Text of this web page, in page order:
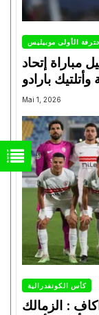
الأولى موبيليس
مباراة إتحاد
وأتلتيك بارادو
Mai 1, 2026
كأس الكونفدرالية
: الزمالك